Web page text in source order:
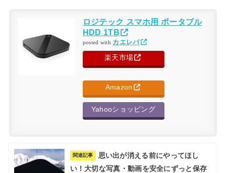
ロジテック スマホ用 ポータブル
HDD 1TB
posted with カエレバ
楽天市場
Amazon
Yahooショッピング
関連記事
思い出が消える前にやってほし
い！大切な写真・動画を安全にずっと保存